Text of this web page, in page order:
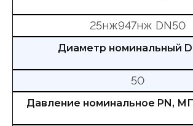
25нж947нж DN50
Диаметр номинальный
50
Давление номинальное PN,